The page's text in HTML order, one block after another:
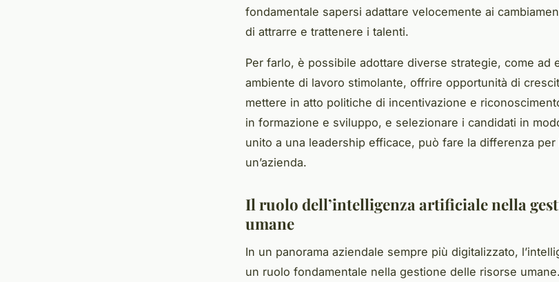
fondamentale sapersi adattare velocemente ai
di attrarre e trattenere i talenti.
Per farlo, è possibile adottare diverse strategie, come ad
ambiente di lavoro stimolante, offrire opportunità di
mettere in atto politiche di incentivazione e
in formazione e sviluppo, e selezionare i candidati in
unito a una leadership efficace, può fare la differenza
un’azienda.
Il ruolo dell’intelligenza artificiale nella
umane
In un panorama aziendale sempre più digitalizzato,
un ruolo fondamentale nella gestione delle risorse